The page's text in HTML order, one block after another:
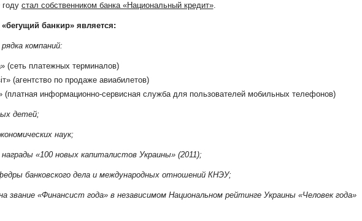
году стал собственником банка «Национальный кредит».
банкир» является:
компаний:
(сеть платежных терминалов)
(агентство по продаже авиабилетов)
(платная информационно-сервисная служба для пользователей мобильных телефонов)
детей;
наук;
«100 новых капиталистов Украины» (2011);
банковского дела и международных отношений КНЭУ;
звание «Финансист года» в независимом Национальном рейтинге Украины «Человек года»